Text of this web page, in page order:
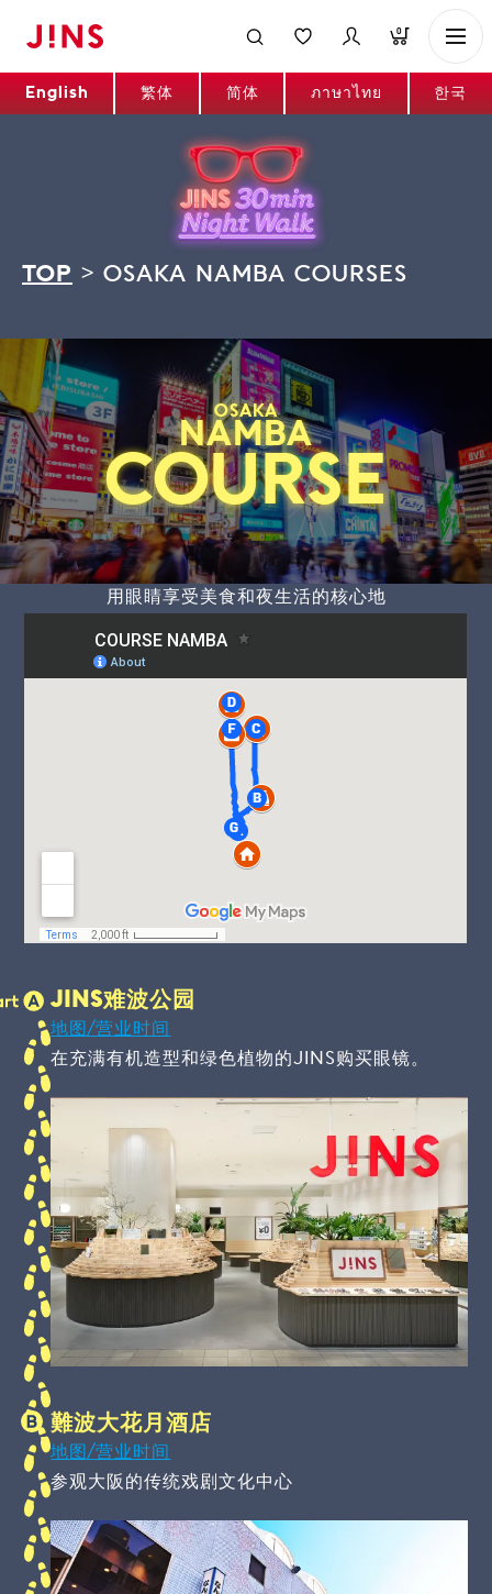
0
English 繁体 简体 ภาษาไทย 한국
TOP > OSAKA NAMBA COURSES
OSAKA
NAMBA
COURSE
用眼睛享受美食和夜生活的核心地
JINS难波公园
地图/营业时间
在充满有机造型和绿色植物的JINS购买眼镜。
難波大花月酒店
地图/营业时间
参观大阪的传统戏剧文化中心